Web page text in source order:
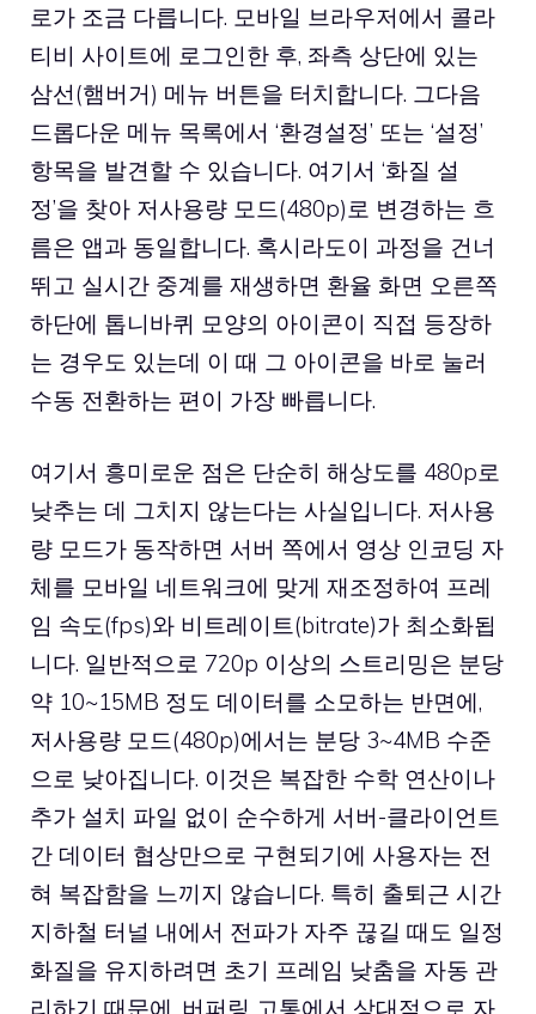
로가 조금 다릅니다. 모바일 브라우저에서 콜라
티비 사이트에 로그인한 후, 좌측 상단에 있는
삼선(햄버거) 메뉴 버튼을 터치합니다. 그다음
드롭다운 메뉴 목록에서 ‘환경설정’ 또는 ‘설정’
항목을 발견할 수 있습니다. 여기서 ‘화질 설
정’을 찾아 저사용량 모드(480p)로 변경하는 흐
름은 앱과 동일합니다. 혹시라도이 과정을 건너
뛰고 실시간 중계를 재생하면 환율 화면 오른쪽
하단에 톱니바퀴 모양의 아이콘이 직접 등장하
는 경우도 있는데 이 때 그 아이콘을 바로 눌러
수동 전환하는 편이 가장 빠릅니다.
여기서 흥미로운 점은 단순히 해상도를 480p로
낮추는 데 그치지 않는다는 사실입니다. 저사용
량 모드가 동작하면 서버 쪽에서 영상 인코딩 자
체를 모바일 네트워크에 맞게 재조정하여 프레
임 속도(fps)와 비트레이트(bitrate)가 최소화됩
니다. 일반적으로 720p 이상의 스트리밍은 분당
약 10~15MB 정도 데이터를 소모하는 반면에,
저사용량 모드(480p)에서는 분당 3~4MB 수준
으로 낮아집니다. 이것은 복잡한 수학 연산이나
추가 설치 파일 없이 순수하게 서버-클라이언트
간 데이터 협상만으로 구현되기에 사용자는 전
혀 복잡함을 느끼지 않습니다. 특히 출퇴근 시간
지하철 터널 내에서 전파가 자주 끊길 때도 일정
화질을 유지하려면 초기 프레임 낮춤을 자동 관
리하기 때문에, 버퍼링 고통에서 상대적으로 자